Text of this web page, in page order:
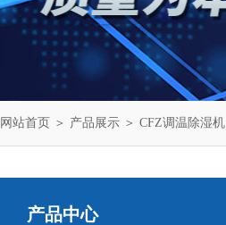
网站首页 ＞ 产品展示 ＞ CFZ调温除湿机
产品中心